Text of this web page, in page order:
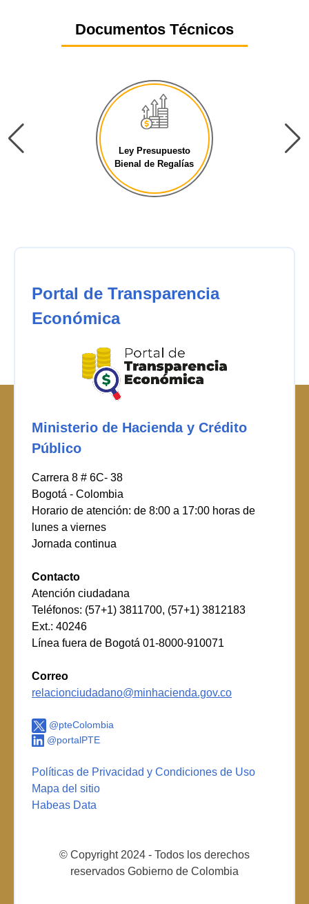
Documentos Técnicos
Ley Presupuesto
Bienal de Regalías
Portal de Transparencia
Económica
Ministerio de Hacienda y Crédito
Público
Carrera 8 # 6C- 38
Bogotá - Colombia
Horario de atención: de 8:00 a 17:00 horas de
lunes a viernes
Jornada continua
Contacto
Atención ciudadana
Teléfonos: (57+1) 3811700, (57+1) 3812183
Ext.: 40246
Línea fuera de Bogotá 01-8000-910071
Correo
relacionciudadano@minhacienda.gov.co
@pteColombia
@portalPTE
Políticas de Privacidad y Condiciones de Uso
Mapa del sitio
Habeas Data
© Copyright 2024 - Todos los derechos
reservados Gobierno de Colombia